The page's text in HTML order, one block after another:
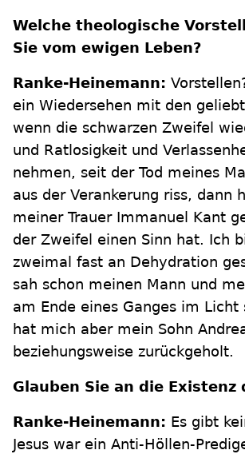
Welche theologische
Sie vom ewigen Leben?
Ranke-Heinemann:
ein Wiedersehen mit den
wenn die schwarzen Zweifel
und Ratlosigkeit und
nehmen, seit der Tod meines
aus der Verankerung riss, dann
meiner Trauer Immanuel Kant
der Zweifel einen Sinn hat. Ich
zweimal fast an Dehydration
sah schon meinen Mann und
am Ende eines Ganges im Licht
hat mich aber mein Sohn
beziehungsweise zurückgeholt.
Glauben Sie an die Existenz
Ranke-Heinemann: Es gibt
Jesus war ein Anti-Höllen-